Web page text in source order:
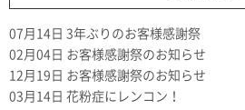
07月14日 3年ぶりのお客様感謝祭
02月04日 お客様感謝祭のお知らせ
12月19日 お客様感謝祭のお知らせ
03月14日 花粉症にレンコン！